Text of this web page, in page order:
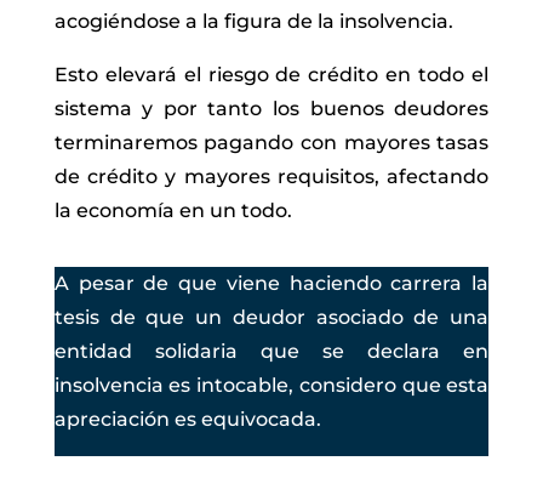
acogiéndose a la figura de la insolvencia.
Esto elevará el riesgo de crédito en todo el
sistema y por tanto los buenos deudores
terminaremos pagando con mayores tasas
de crédito y mayores requisitos, afectando
la economía en un todo.
A pesar de que viene haciendo carrera la
tesis de que un deudor asociado de una
entidad solidaria que se declara en
insolvencia es intocable, considero que esta
apreciación es equivocada.